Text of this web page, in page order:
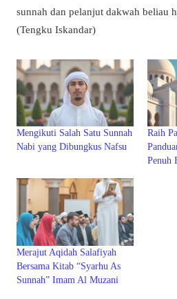
sunnah dan pelanjut dakwah beliau
(Tengku Iskandar)
Mengikuti Salah Satu Sunnah
Nabi yang Dibungkus Nafsu
Raih
Penuh
Merajut Aqidah Salafiyah
Bersama Kitab “Syarhu As
Sunnah” Imam Al Muzani